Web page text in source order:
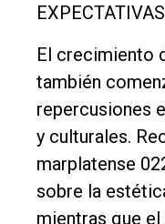
El crecimiento
también
repercusiones
y culturales.
marplatense
sobre la
mientras que